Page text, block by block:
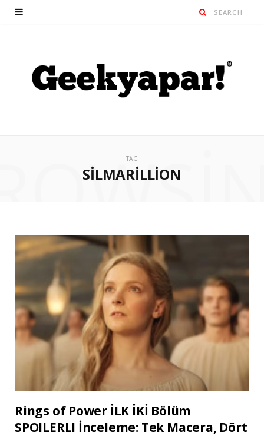
TAG
SILMARILLION
Rings of Power İLK İKİ Bölüm
SPOILERLI İnceleme: Tek Macera, Dört